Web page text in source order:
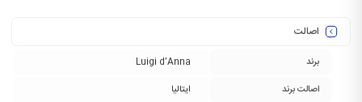
اصالت
برند
Luigi d’Anna
اصالت برند
ایتالیا